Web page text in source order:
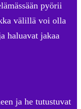
pyörii
välillä voi olla
haluavat jakaa
ja he tutustuvat